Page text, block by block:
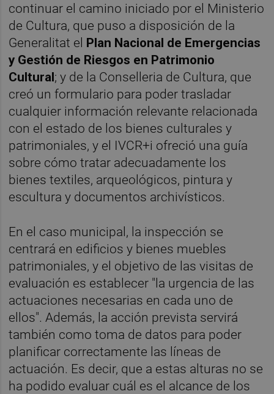
continuar el camino iniciado por el Ministerio
de Cultura, que puso a disposición de la
Generalitat el Plan Nacional de Emergencias
y Gestión de Riesgos en Patrimonio
Cultural; y de la Conselleria de Cultura, que
creó un formulario para poder trasladar
cualquier información relevante relacionada
con el estado de los bienes culturales y
patrimoniales, y el IVCR+i ofreció una guía
sobre cómo tratar adecuadamente los
bienes textiles, arqueológicos, pintura y
escultura y documentos archivísticos.
En el caso municipal, la inspección se
centrará en edificios y bienes muebles
patrimoniales, y el objetivo de las visitas de
evaluación es establecer "la urgencia de las
actuaciones necesarias en cada uno de
ellos". Además, la acción prevista servirá
también como toma de datos para poder
planificar correctamente las líneas de
actuación. Es decir, que a estas alturas no se
ha podido evaluar cuál es el alcance de los